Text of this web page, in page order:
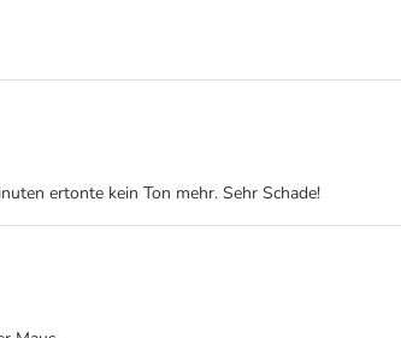
ertonte kein Ton mehr. Sehr Schade!